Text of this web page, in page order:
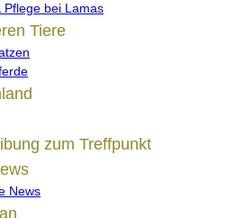
Pflege bei Lamas
Tiere
zum Treffpunkt
News